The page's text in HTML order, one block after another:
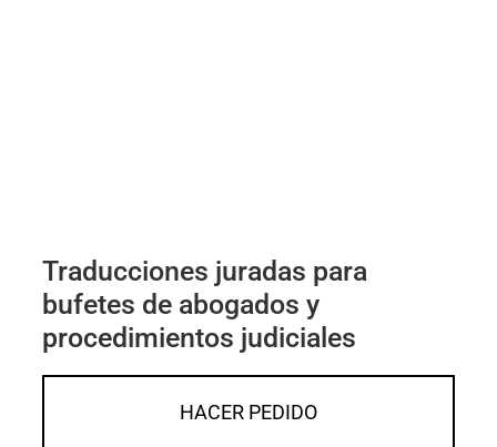
Traducciones juradas para
bufetes de abogados y
procedimientos judiciales
HACER PEDIDO